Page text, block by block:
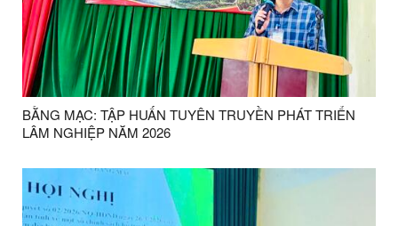
BẰNG MẠC: TẬP HUẤN TUYÊN TRUYỀN PHÁT TRIỂN
LÂM NGHIỆP NĂM 2026